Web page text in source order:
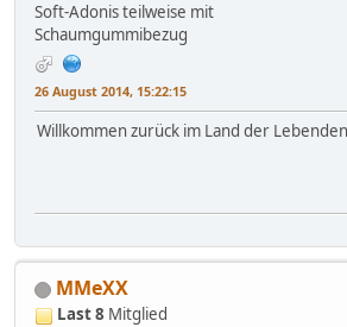
Soft-Adonis teilweise mit
Schaumgummibezug
26 August 2014, 15:22:15
Willkommen zurück im Land der
MMeXX
Last 8 Mitglied